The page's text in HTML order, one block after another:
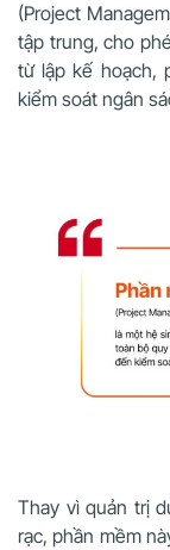
(Project
tập trung, cho
từ lập kế hoạch,
kiểm soát ngân
Thay vì quản trị
rạc, phần mềm